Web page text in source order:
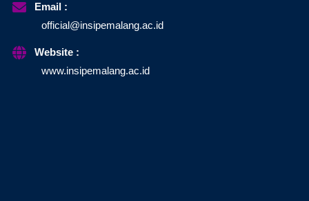
Email :
official@insipemalang.ac.id
Website :
www.insipemalang.ac.id